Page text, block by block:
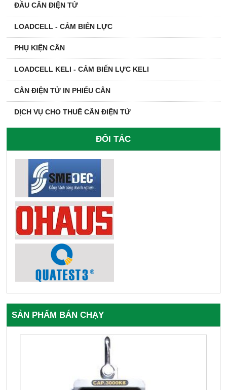
ĐẦU CÂN ĐIỆN TỬ
LOADCELL - CẢM BIẾN LỰC
PHỤ KIỆN CÂN
LOADCELL KELI - CẢM BIẾN LỰC KELI
CÂN ĐIỆN TỬ IN PHIẾU CÂN
DỊCH VỤ CHO THUÊ CÂN ĐIỆN TỬ
ĐỐI TÁC
SẢN PHẨM BÁN CHẠY